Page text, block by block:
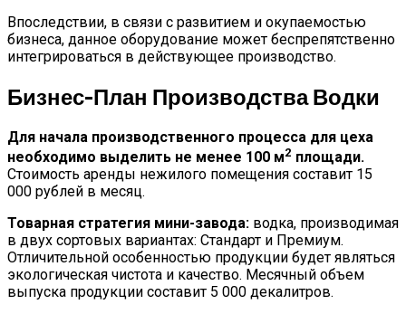
Впоследствии, в связи с развитием и окупаемостью
бизнеса, данное оборудование может беспрепятственно
интегрироваться в действующее производство.
Бизнес-План Производства Водки
Для начала производственного процесса для цеха
необходимо выделить не менее 100 м2 площади.
Стоимость аренды нежилого помещения составит 15
000 рублей в месяц.
Товарная стратегия мини-завода: водка, производимая
в двух сортовых вариантах: Стандарт и Премиум.
Отличительной особенностью продукции будет являться
экологическая чистота и качество. Месячный объем
выпуска продукции составит 5 000 декалитров.